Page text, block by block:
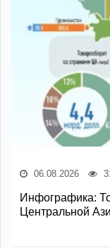
06.08.2026
Инфографика:
Центральной